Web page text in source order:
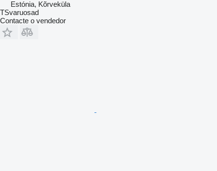
Estónia, Kõrveküla
TSvaruosad
Contacte o vendedor